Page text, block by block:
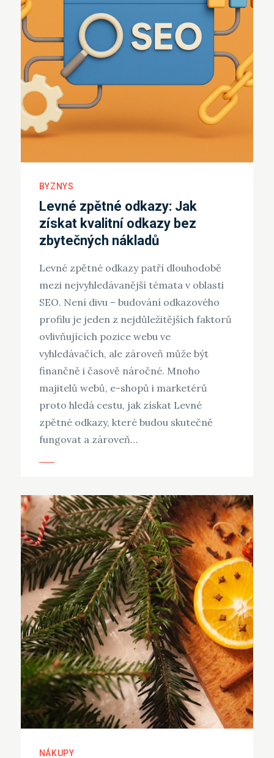
BYZNYS
Levné zpětné odkazy: Jak
získat kvalitní odkazy bez
zbytečných nákladů
Levné zpětné odkazy patří dlouhodobě
mezi nejvyhledávanější témata v oblasti
SEO. Není divu – budování odkazového
profilu je jeden z nejdůležitějších faktorů
ovlivňujících pozice webu ve
vyhledávačích, ale zároveň může být
finančně i časově náročné. Mnoho
majitelů webů, e-shopů i marketérů
proto hledá cestu, jak získat Levné
zpětné odkazy, které budou skutečně
fungovat a zároveň…
NÁKUPY